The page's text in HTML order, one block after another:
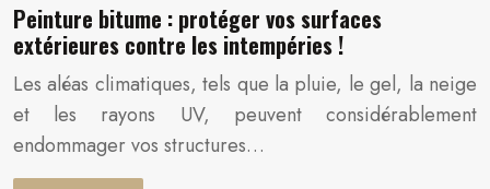
Peinture bitume : protéger vos surfaces
extérieures contre les intempéries !
Les aléas climatiques, tels que la pluie, le gel, la neige
et les rayons UV, peuvent considérablement
endommager vos structures…